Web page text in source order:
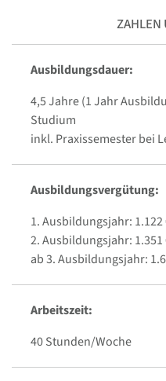
ZAHLEN
Ausbildungsdauer:
4,5 Jahre (1 Jahr
Studium
inkl. Praxissemester bei
Ausbildungsvergütung:
1. Ausbildungsjahr: 1.122
2. Ausbildungsjahr: 1.351
ab 3. Ausbildungsjahr:
Arbeitszeit:
40 Stunden/Woche